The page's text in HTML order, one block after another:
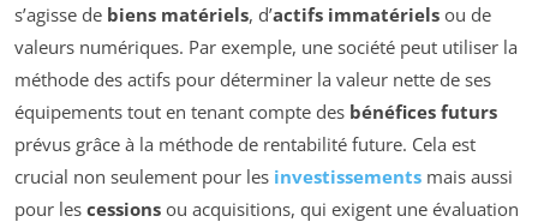
s’agisse de biens matériels, d’actifs immatériels ou de
valeurs numériques. Par exemple, une société peut utiliser la
méthode des actifs pour déterminer la valeur nette de ses
équipements tout en tenant compte des bénéfices futurs
prévus grâce à la méthode de rentabilité future. Cela est
crucial non seulement pour les investissements mais aussi
pour les cessions ou acquisitions, qui exigent une évaluation